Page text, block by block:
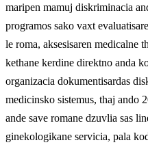
maripen mamuj diskriminacia
programos sako vaxt
le roma, aksesisaren medicalne
kethane kerdine direktno anda
organizacia dokumentisardas
medicinsko sistemus, thaj ando
ande save romane dzuvlia sas
ginekologikane servicia, pala